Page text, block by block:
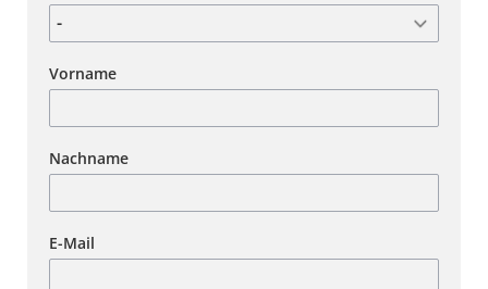
Vorname
Nachname
E-Mail